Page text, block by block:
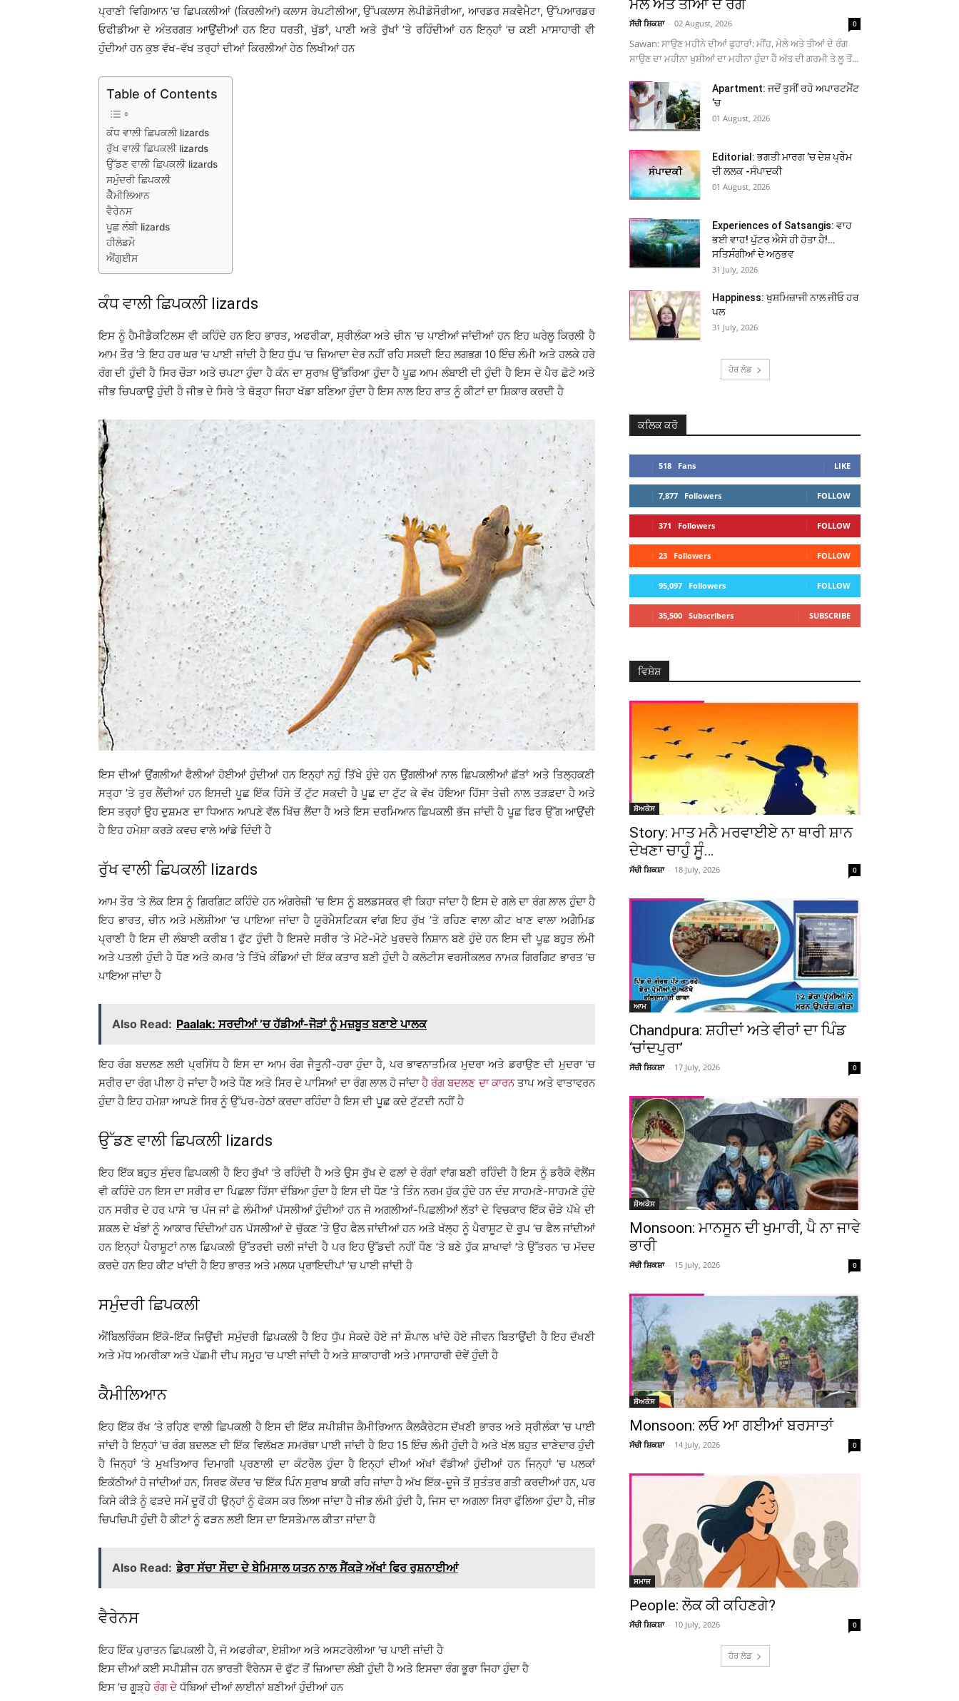
ਪ੍ਰਾਣੀ ਵਿਗਿਆਨ ’ਚ ਛਿਪਕਲੀਆਂ (ਕਿਰਲੀਆਂ) ਕਲਾਸ ਰੇਪਟੀਲੀਆ, ਉੱਪਕਲਾਸ ਲੇਪੀਡੋਸੌਰੀਆ, ਆਰਡਰ ਸਕਵੈਮੈਟਾ, ਉੱਪਆਰਡਰ
ਓਫੀਡੀਆ ਦੇ ਅੰਤਰਗਤ ਆਉਂਦੀਆਂ ਹਨ ਇਹ ਧਰਤੀ, ਖੁੱਡਾਂ, ਪਾਣੀ ਅਤੇ ਰੁੱਖਾਂ ’ਤੇ ਰਹਿੰਦੀਆਂ ਹਨ ਇਨ੍ਹਾਂ ’ਚ ਕਈ ਮਾਸਾਹਾਰੀ ਵੀ
ਹੁੰਦੀਆਂ ਹਨ ਕੁਝ ਵੱਖ-ਵੱਖ ਤਰ੍ਹਾਂ ਦੀਆਂ ਕਿਰਲੀਆਂ ਹੇਠ ਲਿਖੀਆਂ ਹਨ
Table of Contents
ਕੰਧ ਵਾਲੀ ਛਿਪਕਲੀ lizards
ਰੁੱਖ ਵਾਲੀ ਛਿਪਕਲੀ lizards
ਉੱਡਣ ਵਾਲੀ ਛਿਪਕਲੀ lizards
ਸਮੁੰਦਰੀ ਛਿਪਕਲੀ
ਕੈੈਮੀਲਿਆਨ
ਵੈਰੇਨਸ
ਪੂਛ ਲੰਬੀ lizards
ਹੀਲੋਡਮੌ
ਐਂਗੁਈਸ
ਕੰਧ ਵਾਲੀ ਛਿਪਕਲੀ lizards
ਇਸ ਨੂੰ ਹੈਮੀਡੈਕਟਿਲਸ ਵੀ ਕਹਿੰਦੇ ਹਨ ਇਹ ਭਾਰਤ, ਅਫਰੀਕਾ, ਸ੍ਰੀਲੰਕਾ ਅਤੇ ਚੀਨ ’ਚ ਪਾਈਆਂ ਜਾਂਦੀਆਂ ਹਨ ਇਹ ਘਰੇਲੂ ਕਿਰਲੀ ਹੈ
ਆਮ ਤੌਰ ’ਤੇ ਇਹ ਹਰ ਘਰ ’ਚ ਪਾਈ ਜਾਂਦੀ ਹੈ ਇਹ ਧੁੱਪ ’ਚ ਜ਼ਿਆਦਾ ਦੇਰ ਨਹੀਂ ਰਹਿ ਸਕਦੀ ਇਹ ਲਗਭਗ 10 ਇੰਚ ਲੰਮੀ ਅਤੇ ਹਲਕੇ ਹਰੇ
ਰੰਗ ਦੀ ਹੁੰਦੀ ਹੈ ਸਿਰ ਚੌੜਾ ਅਤੇ ਚਪਟਾ ਹੁੰਦਾ ਹੈ ਕੰਨ ਦਾ ਸੁਰਾਖ਼ ਉੱਭਰਿਆ ਹੁੰਦਾ ਹੈ ਪੂਛ ਆਮ ਲੰਬਾਈ ਦੀ ਹੁੰਦੀ ਹੈ ਇਸ ਦੇ ਪੈਰ ਛੋਟੇ ਅਤੇ
ਜੀਭ ਚਿਪਕਾਊ ਹੁੰਦੀ ਹੈ ਜੀਭ ਦੇ ਸਿਰੇ ’ਤੇ ਥੋੜ੍ਹਾ ਜਿਹਾ ਖੱਡਾ ਬਣਿਆ ਹੁੰਦਾ ਹੈ ਇਸ ਨਾਲ ਇਹ ਰਾਤ ਨੂੰ ਕੀਟਾਂ ਦਾ ਸ਼ਿਕਾਰ ਕਰਦੀ ਹੈ
ਇਸ ਦੀਆਂ ਉਂਗਲੀਆਂ ਫੈਲੀਆਂ ਹੋਈਆਂ ਹੁੰਦੀਆਂ ਹਨ ਇਨ੍ਹਾਂ ਨਹੁੰ ਤਿੱਖੇ ਹੁੰਦੇ ਹਨ ਉਂਗਲੀਆਂ ਨਾਲ ਛਿਪਕਲੀਆਂ ਛੱਤਾਂ ਅਤੇ ਤਿਲ੍ਹਕਣੀ
ਸਤ੍ਹਾ ’ਤੇ ਤੁਰ ਲੈਂਦੀਆਂ ਹਨ ਇਸਦੀ ਪੂਛ ਇੱਕ ਹਿੱਸੇ ਤੋਂ ਟੁੱਟ ਸਕਦੀ ਹੈ ਪੂਛ ਦਾ ਟੁੱਟ ਕੇ ਵੱਖ ਹੋਇਆ ਹਿੱਸਾ ਤੇਜ਼ੀ ਨਾਲ ਤੜਫ਼ਦਾ ਹੈ ਅਤੇ
ਇਸ ਤਰ੍ਹਾਂ ਉਹ ਦੁਸ਼ਮਣ ਦਾ ਧਿਆਨ ਆਪਣੇ ਵੱਲ ਖਿੱਚ ਲੈਂਦਾ ਹੈ ਅਤੇ ਇਸ ਦਰਮਿਆਨ ਛਿਪਕਲੀ ਭੱਜ ਜਾਂਦੀ ਹੈ ਪੂਛ ਫਿਰ ਉੱਗ ਆਉਂਦੀ
ਹੈ ਇਹ ਹਮੇਸ਼ਾ ਕਰੜੇ ਕਵਚ ਵਾਲੇ ਆਂਡੇ ਦਿੰਦੀ ਹੈ
ਰੁੱਖ ਵਾਲੀ ਛਿਪਕਲੀ lizards
ਆਮ ਤੌਰ ’ਤੇ ਲੋਕ ਇਸ ਨੂੰ ਗਿਰਗਿਟ ਕਹਿੰਦੇ ਹਨ ਅੰਗਰੇਜ਼ੀ ’ਚ ਇਸ ਨੂੰ ਬਲਡਸਕਰ ਵੀ ਕਿਹਾ ਜਾਂਦਾ ਹੈ ਇਸ ਦੇ ਗਲੇ ਦਾ ਰੰਗ ਲਾਲ ਹੁੰਦਾ ਹੈ
ਇਹ ਭਾਰਤ, ਚੀਨ ਅਤੇ ਮਲੇਸ਼ੀਆ ’ਚ ਪਾਇਆ ਜਾਂਦਾ ਹੈ ਯੂਰੋਮੈਸਟਿਕਸ ਵਾਂਗ ਇਹ ਰੁੱਖ ’ਤੇ ਰਹਿਣ ਵਾਲਾ ਕੀਟ ਖਾਣ ਵਾਲਾ ਅਗੈਮਿਡ
ਪ੍ਰਾਣੀ ਹੈ ਇਸ ਦੀ ਲੰਬਾਈ ਕਰੀਬ 1 ਫੁੱਟ ਹੁੰਦੀ ਹੈ ਇਸਦੇ ਸਰੀਰ ’ਤੇ ਮੋਟੇ-ਮੋਟੇ ਖੁਰਦਰੇ ਨਿਸ਼ਾਨ ਬਣੇ ਹੁੰਦੇ ਹਨ ਇਸ ਦੀ ਪੂਛ ਬਹੁਤ ਲੰਮੀ
ਅਤੇ ਪਤਲੀ ਹੁੰਦੀ ਹੈ ਧੌਣ ਅਤੇ ਕਮਰ ’ਤੇ ਤਿੱਖੇ ਕੰਡਿਆਂ ਦੀ ਇੱਕ ਕਤਾਰ ਬਣੀ ਹੁੰਦੀ ਹੈ ਕਲੋਟੀਸ ਵਰਸੀਕਲਰ ਨਾਮਕ ਗਿਰਗਿਟ ਭਾਰਤ ’ਚ
ਪਾਇਆ ਜਾਂਦਾ ਹੈ
Also Read: Paalak: ਸਰਦੀਆਂ ’ਚ ਹੱਡੀਆਂ-ਜੋੜਾਂ ਨੂੰ ਮਜ਼ਬੂਤ ਬਣਾਏ ਪਾਲਕ
ਇਹ ਰੰਗ ਬਦਲਣ ਲਈ ਪ੍ਰਸਿੱਧ ਹੈ ਇਸ ਦਾ ਆਮ ਰੰਗ ਜੈਤੂਨੀ-ਹਰਾ ਹੁੰਦਾ ਹੈ, ਪਰ ਭਾਵਨਾਤਮਿਕ ਮੁਦਰਾ ਅਤੇ ਡਰਾਉਣ ਦੀ ਮੁਦਰਾ ’ਚ
ਸਰੀਰ ਦਾ ਰੰਗ ਪੀਲਾ ਹੋ ਜਾਂਦਾ ਹੈ ਅਤੇ ਧੌਣ ਅਤੇ ਸਿਰ ਦੇ ਪਾਸਿਆਂ ਦਾ ਰੰਗ ਲਾਲ ਹੋ ਜਾਂਦਾਹੈ ਰੰਗ ਬਦਲਣ ਦਾ ਕਾਰਨਤਾਪ ਅਤੇ ਵਾਤਾਵਰਨ
ਹੁੰਦਾ ਹੈ ਇਹ ਹਮੇਸ਼ਾ ਆਪਣੇ ਸਿਰ ਨੂੰ ਉੱਪਰ-ਹੇਠਾਂ ਕਰਦਾ ਰਹਿੰਦਾ ਹੈ ਇਸ ਦੀ ਪੂਛ ਕਦੇ ਟੁੱਟਦੀ ਨਹੀਂ ਹੈ
ਉੱਡਣ ਵਾਲੀ ਛਿਪਕਲੀ lizards
ਇਹ ਇੱਕ ਬਹੁਤ ਸੁੰਦਰ ਛਿਪਕਲੀ ਹੈ ਇਹ ਰੁੱਖਾਂ ’ਤੇ ਰਹਿੰਦੀ ਹੈ ਅਤੇ ਉਸ ਰੁੱਖ ਦੇ ਫਲਾਂ ਦੇ ਰੰਗਾਂ ਵਾਂਗ ਬਣੀ ਰਹਿੰਦੀ ਹੈ ਇਸ ਨੂੰ ਡਰੈਕੋ ਵੋਲੈਂਸ
ਵੀ ਕਹਿੰਦੇ ਹਨ ਇਸ ਦਾ ਸਰੀਰ ਦਾ ਪਿਛਲਾ ਹਿੱਸਾ ਦੱਬਿਆ ਹੁੰਦਾ ਹੈ ਇਸ ਦੀ ਧੌਣ ’ਤੇ ਤਿੰਨ ਨਰਮ ਹੁੱਕ ਹੁੰਦੇ ਹਨ ਦੰਦ ਸਾਹਮਣੇ-ਸਾਹਮਣੇ ਹੁੰਦੇ
ਹਨ ਸਰੀਰ ਦੇ ਹਰ ਪਾਸੇ ’ਚ ਪੰਜ ਜਾਂ ਛੇ ਲੰਮੀਆਂ ਪੱਸਲੀਆਂ ਹੁੰਦੀਆਂ ਹਨ ਜੋ ਅਗਲੀਆਂ-ਪਿਛਲੀਆਂ ਲੱਤਾਂ ਦੇ ਵਿਚਕਾਰ ਇੱਕ ਚੌੜੇ ਪੱਖੇ ਦੀ
ਸ਼ਕਲ ਦੇ ਖੰਭਾਂ ਨੂੰ ਆਕਾਰ ਦਿੰਦੀਆਂ ਹਨ ਪੱਸਲੀਆਂ ਦੇ ਚੁੱਕਣ ’ਤੇ ਉਹ ਫੈਲ ਜਾਂਦੀਆਂ ਹਨ ਅਤੇ ਖੱਲ੍ਹ ਨੂੰ ਪੈਰਾਸ਼ੂਟ ਦੇ ਰੂਪ ’ਚ ਫੈਲ ਜਾਂਦੀਆਂ
ਹਨ ਇਨ੍ਹਾਂ ਪੈਰਾਸ਼ੂਟਾਂ ਨਾਲ ਛਿਪਕਲੀ ਉੱਤਰਦੀ ਚਲੀ ਜਾਂਦੀ ਹੈ ਪਰ ਇਹ ਉੱਡਦੀ ਨਹੀਂ ਧੌਣ ’ਤੇ ਬਣੇ ਹੁੱਕ ਸ਼ਾਖਾਵਾਂ ’ਤੇ ਉੱਤਰਨ ’ਚ ਮੱਦਦ
ਕਰਦੇ ਹਨ ਇਹ ਕੀਟ ਖਾਂਦੀ ਹੈ ਇਹ ਭਾਰਤ ਅਤੇ ਮਲਯ ਪ੍ਰਾਇਦੀਪਾਂ ’ਚ ਪਾਈ ਜਾਂਦੀ ਹੈ
ਸਮੁੰਦਰੀ ਛਿਪਕਲੀ
ਐਂਬਿਲਰਿੰਕਸ ਇੱਕੋ-ਇੱਕ ਜਿਉਂਦੀ ਸਮੁੰਦਰੀ ਛਿਪਕਲੀ ਹੈ ਇਹ ਧੁੱਪ ਸੇਕਦੇ ਹੋਏ ਜਾਂ ਸ਼ੌਪਾਲ ਖਾਂਦੇ ਹੋਏ ਜੀਵਨ ਬਿਤਾਉਂਦੀ ਹੈ ਇਹ ਦੱਖਣੀ
ਅਤੇ ਮੱਧ ਅਮਰੀਕਾ ਅਤੇ ਪੱਛਮੀ ਦੀਪ ਸਮੂਹ ’ਚ ਪਾਈ ਜਾਂਦੀ ਹੈ ਅਤੇ ਸ਼ਾਕਾਹਾਰੀ ਅਤੇ ਮਾਸਾਹਾਰੀ ਦੋਵੇਂ ਹੁੰਦੀ ਹੈ
ਕੈੈਮੀਲਿਆਨ
ਇਹ ਇੱਕ ਰੱਖ ’ਤੇ ਰਹਿਣ ਵਾਲੀ ਛਿਪਕਲੀ ਹੈ ਇਸ ਦੀ ਇੱਕ ਸਪੀਸ਼ੀਜ ਕੈਮੀਰਿਆਨ ਕੈਲਕੈਰੇਟਸ ਦੱਖਣੀ ਭਾਰਤ ਅਤੇ ਸ੍ਰੀਲੰਕਾ ’ਚ ਪਾਈ
ਜਾਂਦੀ ਹੈ ਇਨ੍ਹਾਂ ’ਚ ਰੰਗ ਬਦਲਣ ਦੀ ਇੱਕ ਵਿਲੱਖਣ ਸਮਰੱਥਾ ਪਾਈ ਜਾਂਦੀ ਹੈ ਇਹ 15 ਇੰਚ ਲੰਮੀ ਹੁੰਦੀ ਹੈ ਅਤੇ ਖੱਲ ਬਹੁਤ ਦਾਣੇਦਾਰ ਹੁੰਦੀ
ਹੈ ਜਿਨ੍ਹਾਂ ’ਤੇ ਮੁਖਤਿਆਰ ਦਿਮਾਗੀ ਪ੍ਰਣਾਲੀ ਦਾ ਕੰਟਰੋੋਲ ਹੁੰਦਾ ਹੈ ਇਨ੍ਹਾਂ ਦੀਆਂ ਅੱਖਾਂ ਵੱਡੀਆਂ ਹੁੰਦੀਆਂ ਹਨ ਜਿਨ੍ਹਾਂ ’ਚ ਪਲਕਾਂ
ਇਕੱਠੀਆਂ ਹੋ ਜਾਂਦੀਆਂ ਹਨ, ਸਿਰਫ ਕੇਂਦਰ ’ਚ ਇੱਕ ਪਿੰਨ ਸੁਰਾਖ ਬਾਕੀ ਰਹਿ ਜਾਂਦਾ ਹੈ ਅੱਖ ਇੱਕ-ਦੂਜੇ ਤੋਂ ਸੁਤੰਤਰ ਗਤੀ ਕਰਦੀਆਂ ਹਨ, ਪਰ
ਕਿਸੇ ਕੀੜੇ ਨੂੰ ਫੜਦੇ ਸਮੇਂ ਦੂਰੋਂ ਹੀ ਉਨ੍ਹਾਂ ਨੂੰ ਫੋਕਸ ਕਰ ਲਿਆ ਜਾਂਦਾ ਹੈ ਜੀਭ ਲੰਮੀ ਹੁੰਦੀ ਹੈ, ਜਿਸ ਦਾ ਅਗਲਾ ਸਿਰਾ ਫੁੱਲਿਆ ਹੁੰਦਾ ਹੈ, ਜੀਭ
ਚਿਪਚਿਪੀ ਹੁੰਦੀ ਹੈ ਕੀਟਾਂ ਨੂੰ ਫੜਨ ਲਈ ਇਸ ਦਾ ਇਸਤੇਮਾਲ ਕੀਤਾ ਜਾਂਦਾ ਹੈ
Also Read: ਡੇਰਾ ਸੱਚਾ ਸੌਦਾ ਦੇ ਬੇਮਿਸਾਲ ਯਤਨ ਨਾਲ ਸੈਂਕੜੇ ਅੱਖਾਂ ਫਿਰ ਰੁਸ਼ਨਾਈਆਂ
ਵੈਰੇਨਸ
ਇਹ ਇੱਕ ਪੁਰਾਤਨ ਛਿਪਕਲੀ ਹੈ, ਜੋ ਅਫਰੀਕਾ, ਏਸ਼ੀਆ ਅਤੇ ਅਸਟਰੇਲੀਆ ’ਚ ਪਾਈ ਜਾਂਦੀ ਹੈ
ਇਸ ਦੀਆਂ ਕਈ ਸਪੀਸ਼ੀਜ ਹਨ ਭਾਰਤੀ ਵੈਰੇਨਸ ਦੋ ਫੁੱਟ ਤੋਂ ਜ਼ਿਆਦਾ ਲੰਬੀ ਹੁੰਦੀ ਹੈ ਅਤੇ ਇਸਦਾ ਰੰਗ ਭੂਰਾ ਜਿਹਾ ਹੁੰਦਾ ਹੈ
ਇਸ ’ਚ ਗੂੜ੍ਹੇਰੰਗ ਦੇ ਧੱਬਿਆਂ ਦੀਆਂ ਲਾਈਨਾਂ ਬਣੀਆਂ ਹੁੰਦੀਆਂ ਹਨ
ਮੇਲੇ ਅਤੇ ਤੀਆਂ ਦੇ ਰੰਗ
ਸੱਚੀ ਸ਼ਿਕਸ਼ਾ - 02 August, 2026 0
Sawan: ਸਾਉਣ ਮਹੀਨੇ ਦੀਆਂ ਫੁਹਾਰਾਂ: ਮੀਂਹ, ਮੇਲੇ ਅਤੇ ਤੀਆਂ ਦੇ ਰੰਗ
ਸਾਉਣ ਦਾ ਮਹੀਨਾ ਖੁਸ਼ੀਆਂ ਦਾ ਮਹੀਨਾ ਹੁੰਦਾ ਹੈ ਅੱਤ ਦੀ ਗਰਮੀ ਤੇ ਲੂ ਤੋਂ...
Apartment: ਜਦੋਂ ਤੁਸੀਂ ਰਹੋ ਅਪਾਰਟਮੈਂਟ
’ਚ
01 August, 2026
Editorial: ਭਗਤੀ ਮਾਰਗ ’ਚ ਦੇਸ਼ ਪ੍ਰੇਮ
ਦੀ ਲਲਕ -ਸੰਪਾਦਕੀ
01 August, 2026
Experiences of Satsangis: ਵਾਹ
ਭਈ ਵਾਹ! ਪੁੱਟਰ ਐਸੇ ਹੀ ਹੋਤਾ ਹੈ!…
ਸਤਿਸੰਗੀਆਂ ਦੇ ਅਨੁਭਵ
31 July, 2026
Happiness: ਖੁਸ਼ਮਿਜ਼ਾਜੀ ਨਾਲ ਜੀਓ ਹਰ
ਪਲ
31 July, 2026
ਹੋਰ ਲੋਡ
ਕਲਿਕ ਕਰੋ
518 Fans LIKE
7,877 Followers FOLLOW
371 Followers FOLLOW
23 Followers FOLLOW
95,097 Followers FOLLOW
35,500 Subscribers SUBSCRIBE
ਵਿਸ਼ੇਸ਼
ਸ਼ੋਅਕੇਸ
Story: ਮਾਤ ਮਨੈ ਮਰਵਾਈਏ ਨਾ ਥਾਰੀ ਸ਼ਾਨ
ਦੇਖਣਾ ਚਾਹੁੰ ਸੂੰ…
ਸੱਚੀ ਸ਼ਿਕਸ਼ਾ - 18 July, 2026 0
ਆਮ
Chandpura: ਸ਼ਹੀਦਾਂ ਅਤੇ ਵੀਰਾਂ ਦਾ ਪਿੰਡ
‘ਚਾਂਦਪੁਰਾ’
ਸੱਚੀ ਸ਼ਿਕਸ਼ਾ - 17 July, 2026 0
ਸ਼ੋਅਕੇਸ
Monsoon: ਮਾਨਸੂਨ ਦੀ ਖੁਮਾਰੀ, ਪੈ ਨਾ ਜਾਵੇ
ਭਾਰੀ
ਸੱਚੀ ਸ਼ਿਕਸ਼ਾ - 15 July, 2026 0
ਸ਼ੋਅਕੇਸ
Monsoon: ਲਓ ਆ ਗਈਆਂ ਬਰਸਾਤਾਂ
ਸੱਚੀ ਸ਼ਿਕਸ਼ਾ - 14 July, 2026 0
ਸਮਾਜ
People: ਲੋਕ ਕੀ ਕਹਿਣਗੇ?
ਸੱਚੀ ਸ਼ਿਕਸ਼ਾ - 10 July, 2026 0
ਹੋਰ ਲੋਡ